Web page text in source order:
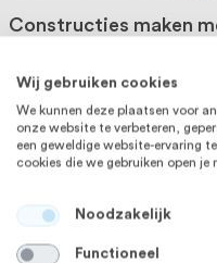
Constructies maken
Wil je stevige en
met RVS buizen? Dan
onmisbaar! Van
hoekverbinders:...
Wij gebruiken cookies
We kunnen deze plaatsen voor
onze website te verbeteren,
een geweldige website-ervaring
cookies die we gebruiken open je
Noodzakelijk
Functioneel